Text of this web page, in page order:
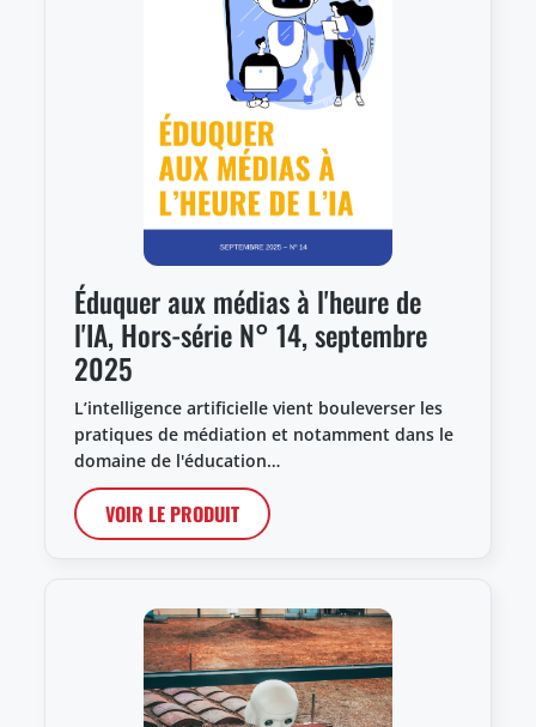
Éduquer aux médias à l'heure de
l'IA, Hors-série N° 14, septembre
2025
L’intelligence artificielle vient bouleverser les
pratiques de médiation et notamment dans le
domaine de l'éducation…
VOIR LE PRODUIT